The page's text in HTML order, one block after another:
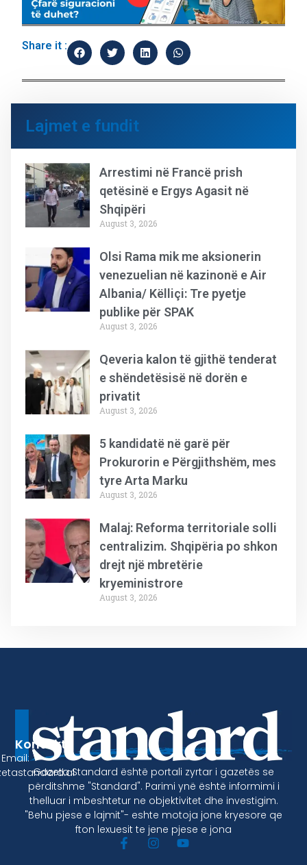
Share it :
Lajmet e fundit
Arrestimi në Francë prish
qetësinë e Ergys Agasit në
Shqipëri
August 3, 2026
Olsi Rama mik me aksionerin
venezuelian në kazinonë e Air
Albania/ Këlliçi: Tre pyetje
publike për SPAK
August 3, 2026
Qeveria kalon të gjithë tenderat
e shëndetësisë në dorën e
privatit
August 3, 2026
5 kandidatë në garë për
Prokurorin e Përgjithshëm, mes
tyre Arta Marku
August 3, 2026
Malaj: Reforma territoriale solli
centralizim. Shqipëria po shkon
drejt një mbretërie
kryeministrore
August 3, 2026
Gazeta Standard është portali zyrtar i gazetës se
përditshme "Standard". Parimi ynë është informimi i
thelluar i mbeshtetur ne objektivitet dhe investigim.
"Behu pjese e lajmit"- eshte motoja jone kryesore qe
fton lexuesit te jene pjese e jona
Kontakt
Email: